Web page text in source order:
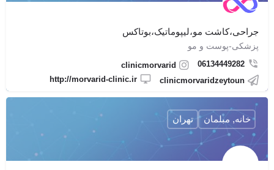
جراحی،کاشت مو،لیپوماتیک،بوتاکس
پزشکی-پوست و مو
06134449282
clinicmorvarid
clinicmorvaridzeytoun
http://morvarid-clinic.ir
خانه, مبلمان تهران